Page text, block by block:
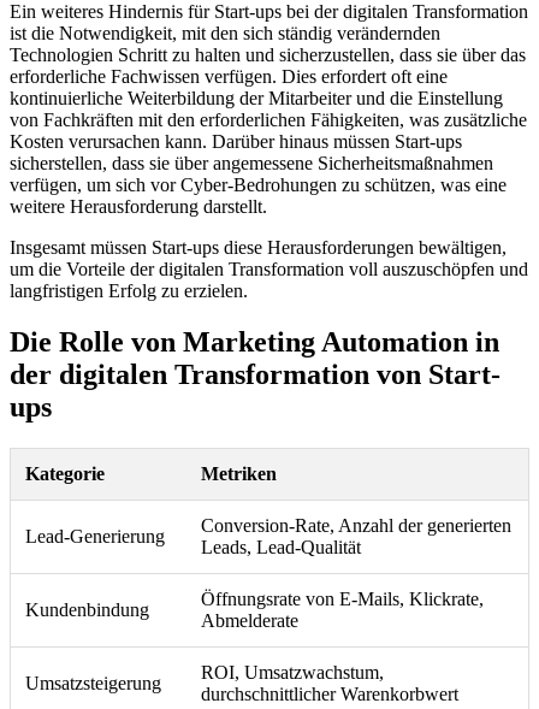
Ein weiteres Hindernis für Start-ups bei der digitalen Transformation
ist die Notwendigkeit, mit den sich ständig verändernden
Technologien Schritt zu halten und sicherzustellen, dass sie über das
erforderliche Fachwissen verfügen. Dies erfordert oft eine
kontinuierliche Weiterbildung der Mitarbeiter und die Einstellung
von Fachkräften mit den erforderlichen Fähigkeiten, was zusätzliche
Kosten verursachen kann. Darüber hinaus müssen Start-ups
sicherstellen, dass sie über angemessene Sicherheitsmaßnahmen
verfügen, um sich vor Cyber-Bedrohungen zu schützen, was eine
weitere Herausforderung darstellt.
Insgesamt müssen Start-ups diese Herausforderungen bewältigen,
um die Vorteile der digitalen Transformation voll auszuschöpfen und
langfristigen Erfolg zu erzielen.
Die Rolle von Marketing Automation in
der digitalen Transformation von Start-
ups
Kategorie Metriken
Lead-Generierung
Conversion-Rate, Anzahl der generierten
Leads, Lead-Qualität
Kundenbindung
Öffnungsrate von E-Mails, Klickrate,
Abmelderate
Umsatzsteigerung
ROI, Umsatzwachstum,
durchschnittlicher Warenkorbwert